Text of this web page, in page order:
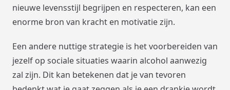
nieuwe levensstijl begrijpen en respecteren, kan een
enorme bron van kracht en motivatie zijn.
Een andere nuttige strategie is het voorbereiden van
jezelf op sociale situaties waarin alcohol aanwezig
zal zijn. Dit kan betekenen dat je van tevoren